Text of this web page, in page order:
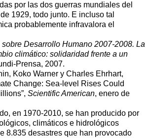
por las dos guerras mundiales del
de 1929, todo junto. E incluso tal
probablemente infravalora el
sobre Desarrollo Humano 2007-2008. La
climático: solidaridad frente a un
Prensa, 2007.
Koko Warner y Charles Ehrhart,
Change: Sea-level Rises Could
Scientific American, enero de
en 1970-2010, se han producido por
climáticos e hidrológicos
8.835 desastres que han provocado